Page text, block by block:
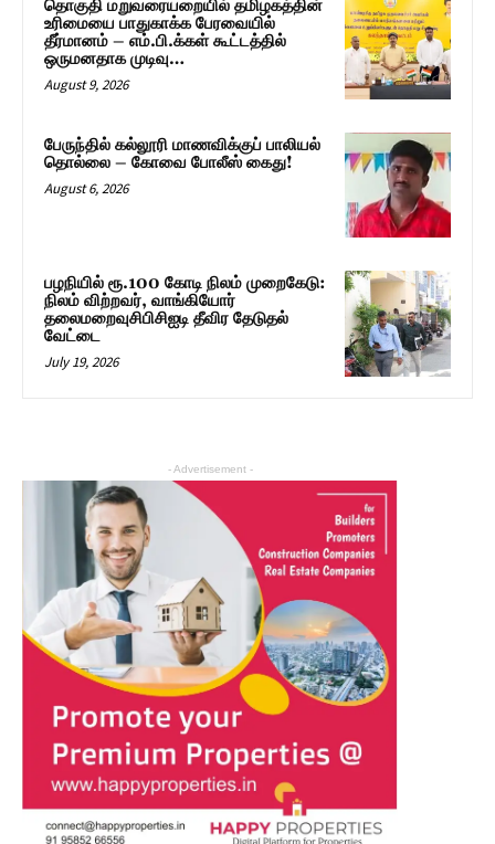
தொகுதி மறுவரையறையில் தமிழகத்தின்
உரிமையை பாதுகாக்க பேரவையில்
தீர்மானம் – எம்.பி.க்கள் கூட்டத்தில்
ஒருமனதாக முடிவு…
August 9, 2026
பேருந்தில் கல்லூரி மாணவிக்குப் பாலியல்
தொல்லை – கோவை போலீஸ் கைது!
August 6, 2026
பழநியில் ரூ.100 கோடி நிலம் முறைகேடு:
நிலம் விற்றவர், வாங்கியோர்
தலைமறைவுசிபிசிஐடி தீவிர தேடுதல்
வேட்டை
July 19, 2026
- Advertisement -